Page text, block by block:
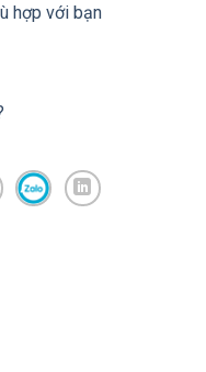
hợp với bạn